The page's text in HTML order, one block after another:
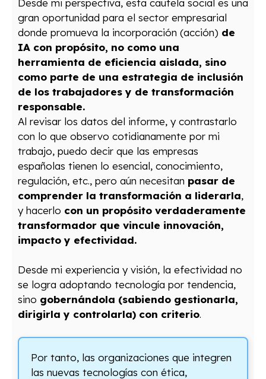
gran oportunidad para el sector empresarial
donde promueva la incorporación (acción) de
IA con propósito, no como una
herramienta de eficiencia aislada, sino
como parte de una estrategia de inclusión
de los trabajadores y de transformación
responsable.
Al revisar los datos del informe, y contrastarlo
con lo que observo cotidianamente por mi
trabajo, puedo decir que las empresas
españolas tienen lo esencial, conocimiento,
regulación, etc., pero aún necesitan pasar de
comprender la transformación a liderarla,
y hacerlo con un propósito verdaderamente
transformador que vincule innovación,
impacto y efectividad.
Desde mi experiencia y visión, la efectividad no
se logra adoptando tecnología por tendencia,
sino gobernándola (sabiendo gestionarla,
dirigirla y controlarla) con criterio.
Por tanto, las organizaciones que integren
las nuevas tecnologías con ética,